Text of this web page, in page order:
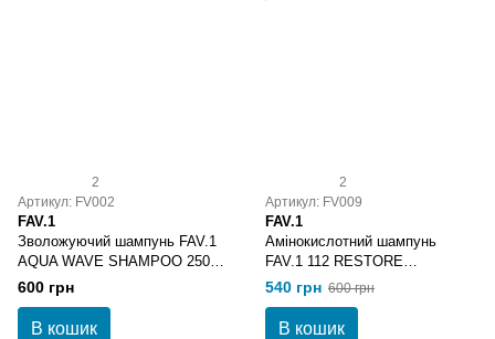
2
Артикул: FV002
FAV.1
Зволожуючий шампунь FAV.1
AQUA WAVE SHAMPOO 250
мл
600 грн
В кошик
2
Артикул: FV009
FAV.1
Амінокислотний шампунь
FAV.1 112 RESTORE
SHAMPOO 250 мл
540 грн 600 грн
В кошик